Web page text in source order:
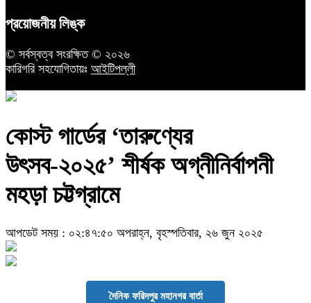
প্রয়োজনীয় লিঙ্ক
© সর্বস্বত্ব সংরক্ষিত © ২০২৬
কারিগরি সহযোগিতায়ঃ আইটিপল্লী
কোস্ট গার্ডের ‘তারুণ্যের
উৎসব-২০২৫’ শীর্ষক অগ্নীনির্বাপনী
মহড়া চট্টগ্রামে
আপডেট সময় : ০২:৪৭:৫০ অপরাহ্ন, বৃহস্পতিবার, ২৬ জুন ২০২৫
দৈনিক ফরিদপুর মহানগর বার্তা